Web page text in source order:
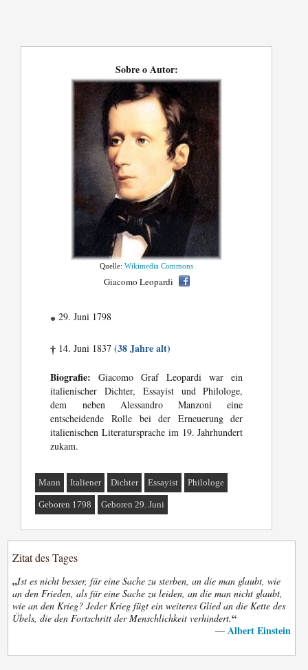
Sobre o Autor:
Quelle:Wikimedia Commons
Giacomo Leopardi
* 29. Juni 1798
† 14. Juni 1837(38 Jahre alt)
Biografie: Giacomo Graf Leopardi war ein
italienischer Dichter, Essayist und Philologe,
dem neben Alessandro Manzoni eine
entscheidende Rolle bei der Erneuerung der
italienischen Literatursprache im 19. Jahrhundert
zukam.
Mann Italiener Dichter Essayist Philologe
Geboren 1798 Geboren 29. Juni
Zitat des Tages
„Ist es nicht besser, für eine Sache zu sterben, an die man glaubt, wie
an den Frieden, als für eine Sache zu leiden, an die man nicht glaubt,
wie an den Krieg? Jeder Krieg fügt ein weiteres Glied an die Kette des
Übels, die den Fortschritt der Menschlichkeit verhindert.“
— Albert Einstein